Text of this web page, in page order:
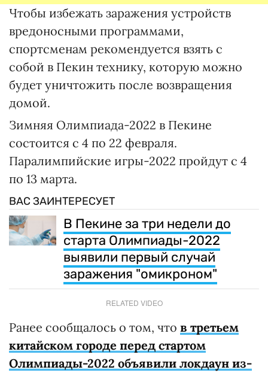
Чтобы избежать заражения устройств
вредоносными программами,
спортсменам рекомендуется взять с
собой в Пекин технику, которую можно
будет уничтожить после возвращения
домой.
Зимняя Олимпиада-2022 в Пекине
состоится с 4 по 22 февраля.
Паралимпийские игры-2022 пройдут с 4
по 13 марта.
ВАС ЗАИНТЕРЕСУЕТ
В Пекине за три недели до
старта Олимпиады-2022
выявили первый случай
заражения "омикроном"
RELATED VIDEO
Ранее сообщалось о том, что в третьем
китайском городе перед стартом
Олимпиады-2022 объявили локдаун из-